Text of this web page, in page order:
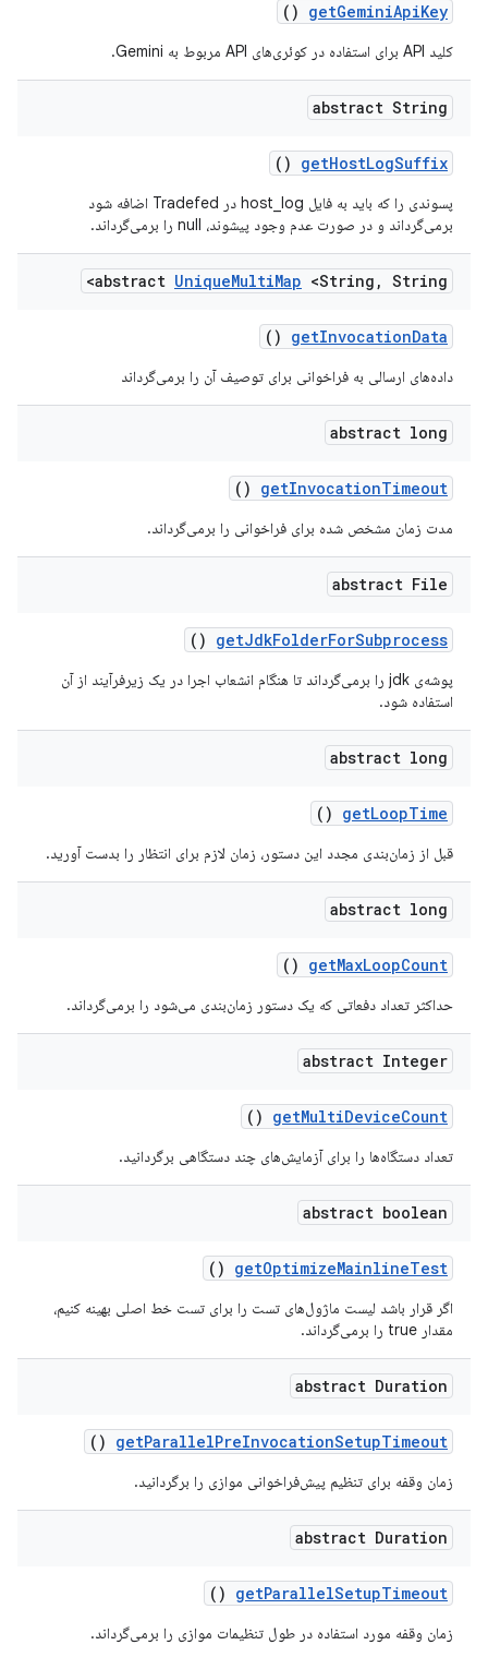
getGeminiApiKey
()
کلید API برای استفاده در کوئری‌های API مربوط به Gemini.
abstract String
getHostLogSuffix
()
پسوندی را که باید به فایل host_log در Tradefed اضافه شود
برمی‌گرداند و در صورت عدم وجود پیشوند، null را برمی‌گرداند.
abstract UniqueMultiMap <String , String>
getInvocationData
()
داده‌های ارسالی به فراخوانی برای توصیف آن را برمی‌گرداند
abstract long
getInvocationTimeout
()
مدت زمان مشخص شده برای فراخوانی را برمی‌گرداند.
abstract File
getJdkFolderForSubprocess
()
پوشه‌ی jdk را برمی‌گرداند تا هنگام انشعاب اجرا در یک زیرفرآیند از آن
استفاده شود.
abstract long
getLoopTime
()
قبل از زمان‌بندی مجدد این دستور، زمان لازم برای انتظار را بدست آورید.
abstract long
getMaxLoopCount
()
حداکثر تعداد دفعاتی که یک دستور زمان‌بندی می‌شود را برمی‌گرداند.
abstract Integer
getMultiDeviceCount
()
تعداد دستگاه‌ها را برای آزمایش‌های چند دستگاهی برگردانید.
abstract boolean
getOptimizeMainlineTest
()
اگر قرار باشد لیست ماژول‌های تست را برای تست خط اصلی بهینه کنیم،
مقدار true را برمی‌گرداند.
abstract Duration
getParallelPreInvocationSetupTimeout
()
زمان وقفه برای تنظیم پیش‌فراخوانی موازی را برگردانید.
abstract Duration
getParallelSetupTimeout
()
زمان وقفه مورد استفاده در طول تنظیمات موازی را برمی‌گرداند.